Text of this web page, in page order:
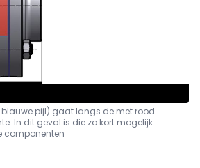
pijl) gaat langs de met rood
In dit geval is die zo kort mogelijk
componenten